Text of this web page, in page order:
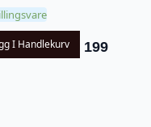
I Handlekurv 199